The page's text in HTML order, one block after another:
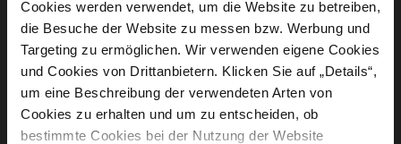
Cookies werden verwendet, um die Website zu betreiben,
die Besuche der Website zu messen bzw. Werbung und
Targeting zu ermöglichen. Wir verwenden eigene Cookies
und Cookies von Drittanbietern. Klicken Sie auf „Details“,
um eine Beschreibung der verwendeten Arten von
Cookies zu erhalten und um zu entscheiden, ob
bestimmte Cookies bei der Nutzung der Website
Sollten Sie die Antwort auf Ihre Frage nicht gefunden
haben, steht Ihnen unser Kundenservice gerne zur
Kontaktformular